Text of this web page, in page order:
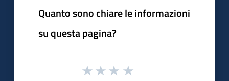
Quanto sono chiare le informazioni
su questa pagina?